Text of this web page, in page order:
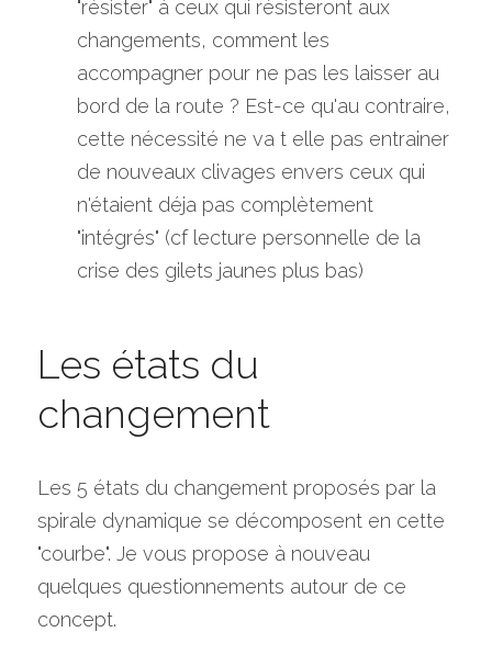
"résister" à ceux qui résisteront aux
changements, comment les
accompagner pour ne pas les laisser au
bord de la route ? Est-ce qu'au contraire,
cette nécessité ne va t elle pas entrainer
de nouveaux clivages envers ceux qui
n'étaient déja pas complètement
"intégrés" (cf lecture personnelle de la
crise des gilets jaunes plus bas)
Les états du
changement
Les 5 états du changement proposés par la
spirale dynamique se décomposent en cette
"courbe". Je vous propose à nouveau
quelques questionnements autour de ce
concept.